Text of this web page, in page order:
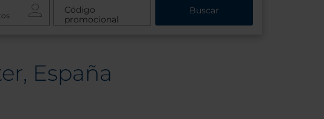
Código
promocional
Buscar
España